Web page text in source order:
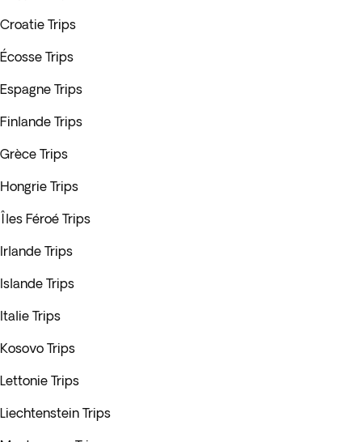
Croatie Trips
Écosse Trips
Espagne Trips
Finlande Trips
Grèce Trips
Hongrie Trips
Îles Féroé Trips
Irlande Trips
Islande Trips
Italie Trips
Kosovo Trips
Lettonie Trips
Liechtenstein Trips